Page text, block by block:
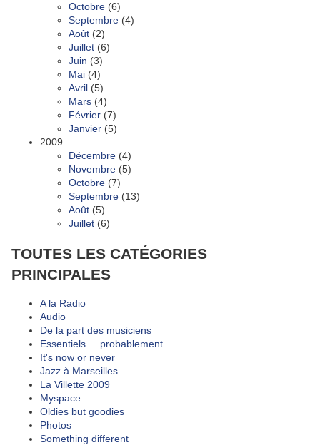
Octobre (6)
Septembre (4)
Août (2)
Juillet (6)
Juin (3)
Mai (4)
Avril (5)
Mars (4)
Février (7)
Janvier (5)
2009
Décembre (4)
Novembre (5)
Octobre (7)
Septembre (13)
Août (5)
Juillet (6)
TOUTES LES CATÉGORIES
PRINCIPALES
A la Radio
Audio
De la part des musiciens
Essentiels ... probablement ...
It's now or never
Jazz à Marseilles
La Villette 2009
Myspace
Oldies but goodies
Photos
Something different